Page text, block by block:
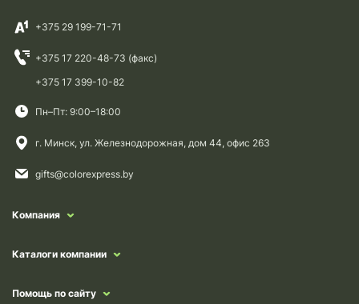
+375 29 199-71-71
+375 17 220-48-73 (факс)
+375 17 399-10-82
Пн–Пт: 9:00–18:00
г. Минск, ул. Железнодорожная, дом 44, офис 263
gifts@colorexpress.by
Компания
Каталоги компании
Помощь по сайту